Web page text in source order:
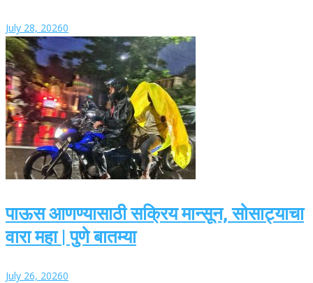
July 28, 20260
पाऊस आणण्यासाठी सक्रिय मान्सून, सोसाट्याचा
वारा महा | पुणे बातम्या
July 26, 20260